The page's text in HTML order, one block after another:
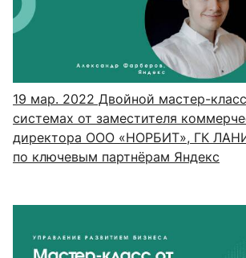
19 мар. 2022 Двойной мастер-
системах от заместителя
директора ООО «НОРБИТ», ГК
по ключевым партнёрам Яндекс